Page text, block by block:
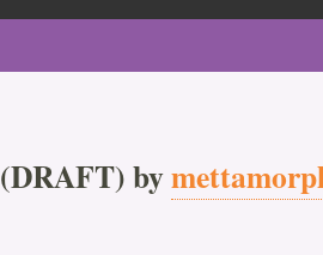
(DRAFT) by